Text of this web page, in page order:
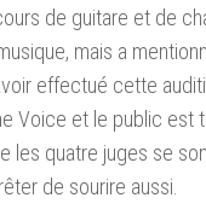
de guitare et de
mais a
effectué cette
Voice et le public est
les quatre juges se
de sourire aussi.